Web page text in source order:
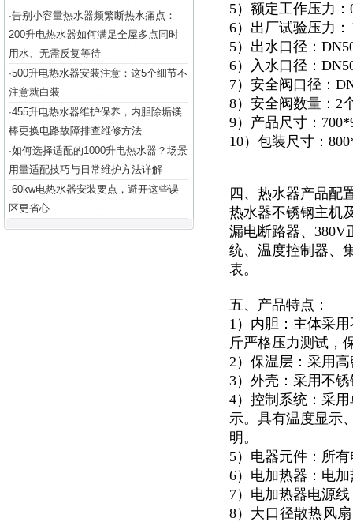
·告别小容量热水器频繁断热水痛点：
200升电热水器如何满足全屋多点同时
用水、无需反复等待
·500升电热水器安装注意：这5个细节不
注意就白装
·455升电热水器维护保养，内胆除垢镁
棒更换电路故障排查维修方法
·如何选择适配的1000升电热水器？场景
用量适配技巧与日常维护方法详解
·60kw电热水器安装要点，避开这些误
区更省心
5）额定工作压力：
6）出厂试验压力：
5）出水口径：
6）入水口径：
7）安全阀口径：
8）安全阀数量：2
9）产品尺寸：
10）包装尺寸：
四、热水器产品配
热水器不锈钢主机
漏电断路器、380V
统、温度控制器、
表。
五、产品特点：
1）内胆：主体采
斤严格压力测试，
2）保温层：采用
3）外壳：采用不
4）控制系统：采
示。具有温度显示
明。
5）电器元件：所
6）电加热器：电
7）电加热器电源
8）大口径散热风